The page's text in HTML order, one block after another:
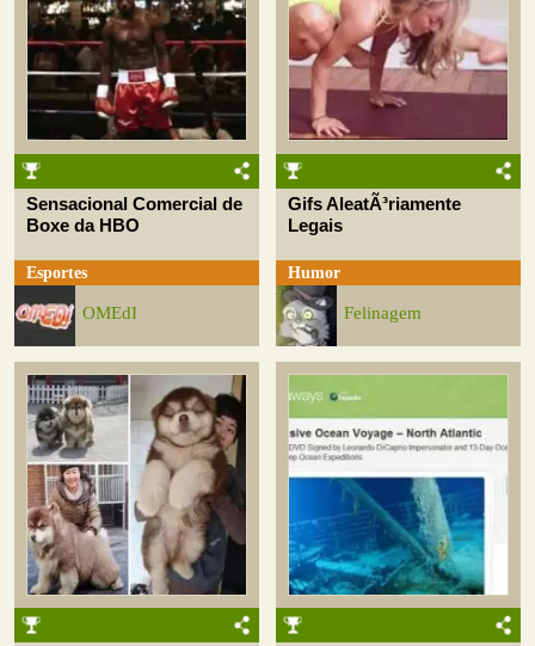
Sensacional Comercial de
Boxe da HBO
Esportes
OMEdI
Gifs AleatÃ³riamente
Legais
Humor
Felinagem